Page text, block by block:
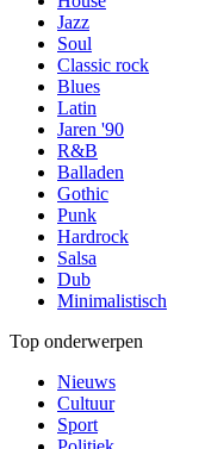
Jazz
Soul
Classic rock
Blues
Latin
Jaren '90
R&B
Balladen
Gothic
Punk
Hardrock
Salsa
Dub
Minimalistisch
Top onderwerpen
Nieuws
Cultuur
Sport